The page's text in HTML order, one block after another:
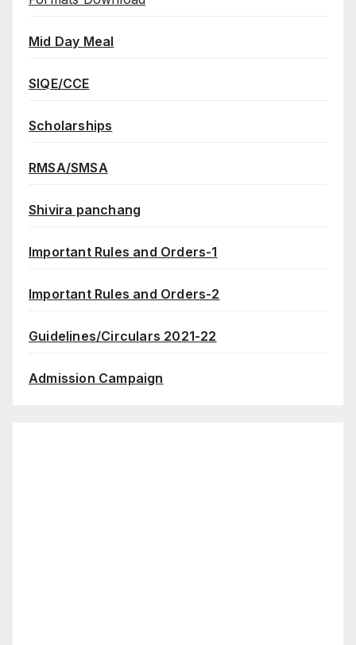
Mid Day Meal
SIQE/CCE
Scholarships
RMSA/SMSA
Shivira panchang
Important Rules and Orders-1
Important Rules and Orders-2
Guidelines/Circulars 2021-22
Admission Campaign